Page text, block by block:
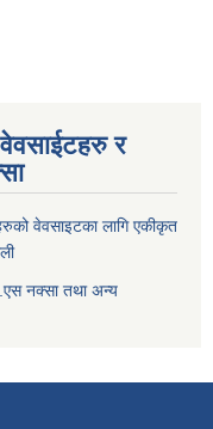
र
वेवसाइटका लागि एकीकृत
नक्सा तथा अन्य